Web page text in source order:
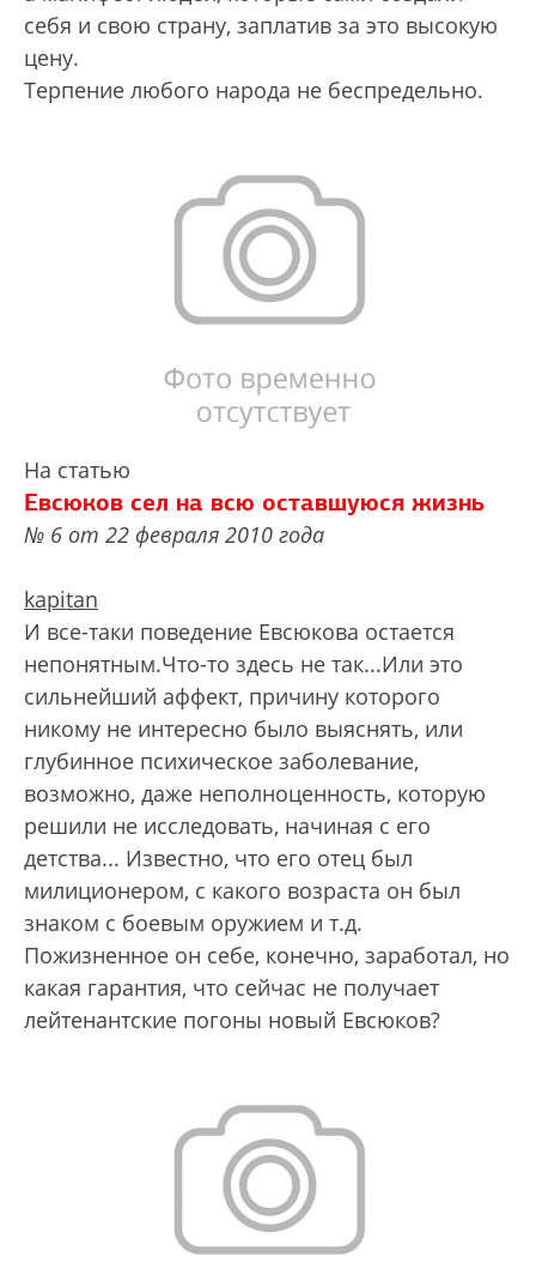
себя и свою страну, заплатив за это высокую
цену.
Терпение любого народа не беспредельно.
На статью
Евсюков сел на всю оставшуюся жизнь
№ 6 от 22 февраля 2010 года
kapitan
И все-таки поведение Евсюкова остается
непонятным.Что-то здесь не так...Или это
сильнейший аффект, причину которого
никому не интересно было выяснять, или
глубинное психическое заболевание,
возможно, даже неполноценность, которую
решили не исследовать, начиная с его
детства... Известно, что его отец был
милиционером, с какого возраста он был
знаком с боевым оружием и т.д.
Пожизненное он себе, конечно, заработал, но
какая гарантия, что сейчас не получает
лейтенантские погоны новый Евсюков?